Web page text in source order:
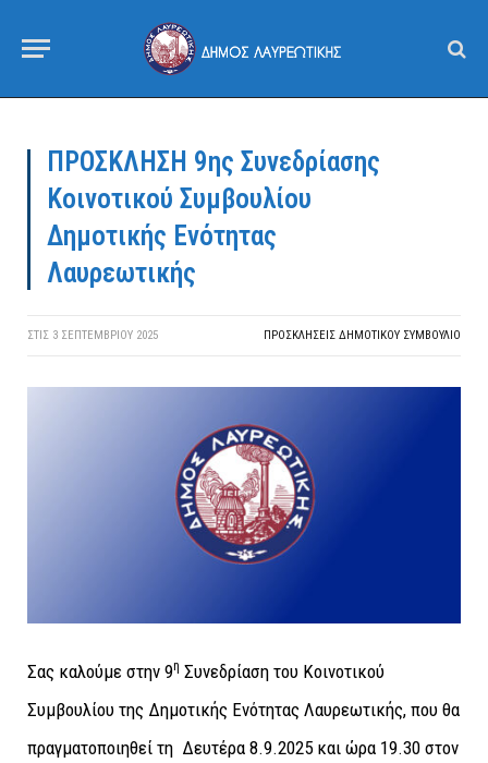
ΠΡΟΣΚΛΗΣΗ 9ης Συνεδρίασης
Κοινοτικού Συμβουλίου
Δημοτικής Ενότητας
Λαυρεωτικής
ΣΤΙΣ 3 ΣΕΠΤΕΜΒΡΊΟΥ 2025 ΠΡΟΣΚΛΉΣΕΙΣ ΔΗΜΟΤΙΚΟΎ ΣΥΜΒΟΎΛΙΟ
Σας καλούμε στην 9η Συνεδρίαση του Κοινοτικού
Συμβουλίου της Δημοτικής Ενότητας Λαυρεωτικής, που θα
πραγματοποιηθεί τη Δευτέρα 8.9.2025 και ώρα 19.30 στον